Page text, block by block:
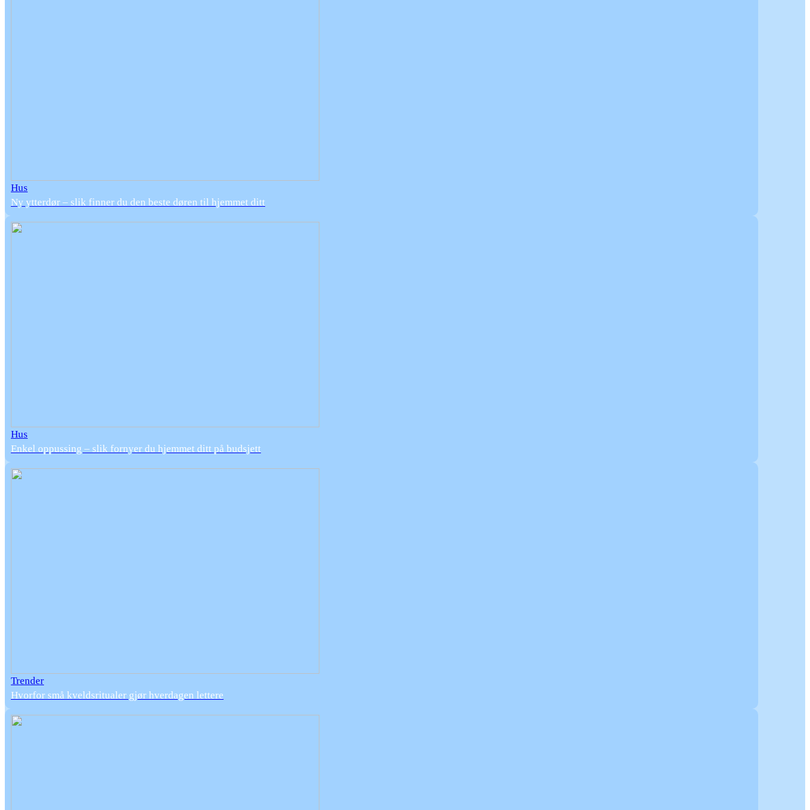
Hus
Ny ytterdør – slik finner du den beste døren til hjemmet ditt
Hus
Enkel oppussing – slik fornyer du hjemmet ditt på budsjett
Trender
Hvorfor små kveldsritualer gjør hverdagen lettere